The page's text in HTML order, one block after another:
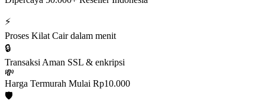
⚡
Proses Kilat Cair dalam menit
🔒
Transaksi Aman SSL & enkripsi
💸
Harga Termurah Mulai Rp10.000
🛡️